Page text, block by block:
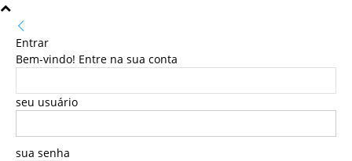
Entrar
Bem-vindo! Entre na sua conta
seu usuário
sua senha